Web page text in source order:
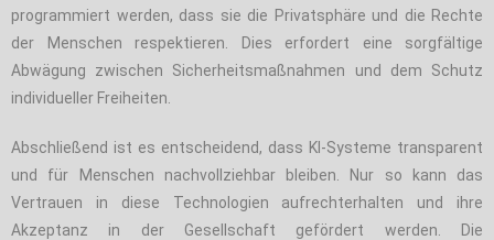
programmiert werden, dass sie die Privatsphäre und die Rechte
der Menschen respektieren. Dies erfordert eine sorgfältige
Abwägung zwischen Sicherheitsmaßnahmen und dem Schutz
individueller Freiheiten.
Abschließend ist es entscheidend, dass KI-Systeme transparent
und für Menschen nachvollziehbar bleiben. Nur so kann das
Vertrauen in diese Technologien aufrechterhalten und ihre
Akzeptanz in der Gesellschaft gefördert werden. Die